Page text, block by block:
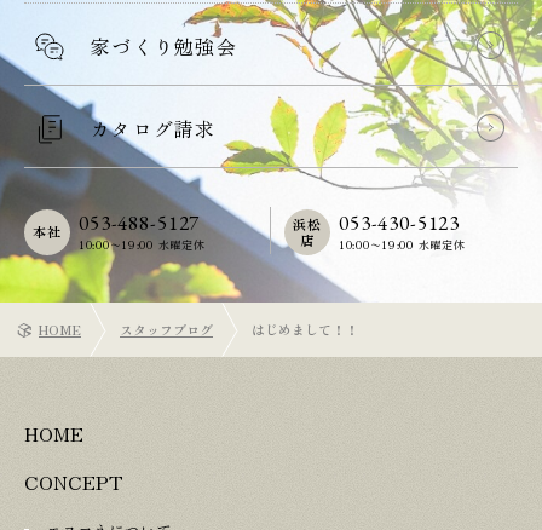
家づくり勉強会
カタログ請求
053-488-5127
10:00〜19:00 水曜定休
本社 053-430-5123
10:00〜19:00 水曜定休
浜松
店
HOME スタッフブログ はじめまして！！
HOME
CONCEPT